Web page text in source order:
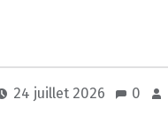
24 juillet 2026 0